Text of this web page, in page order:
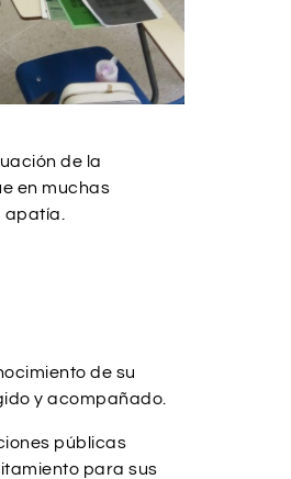
de la
en muchas
de su
y acompañado.
públicas
para sus